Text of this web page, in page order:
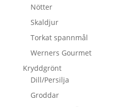
Nötter
Skaldjur
Torkat spannmål
Werners Gourmet
Kryddgrönt
Dill/Persilja
Groddar